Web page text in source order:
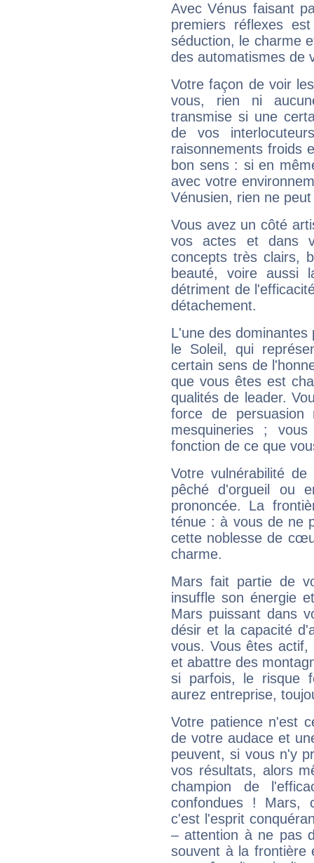
Avec Vénus faisant
premiers réflexes
séduction, le charme
des automatismes de
Votre façon de voir
vous, rien ni
transmise si une
de vos
raisonnements froids
bon sens : si en
avec votre
Vénusien, rien ne
Vous avez un côté
vos actes et dans
concepts très clairs,
beauté, voire aussi
détriment de
détachement.
L'une des
le Soleil, qui
certain sens de
que vous êtes est
qualités de leader.
force de
mesquineries ;
fonction de ce que
Votre vulnérabilité
pêché d'orgueil ou
prononcée. La
ténue : à vous de ne
cette noblesse de
charme.
Mars fait partie de
insuffle son énergie
Mars puissant dans
désir et la capacité
vous. Vous êtes
et abattre des
si parfois, le risque
aurez entreprise,
Votre patience n'est
de votre audace et
peuvent, si vous n'y
vos résultats, alors
champion de
confondues ! Mars,
c'est l'esprit
– attention à ne pas
souvent à la frontière